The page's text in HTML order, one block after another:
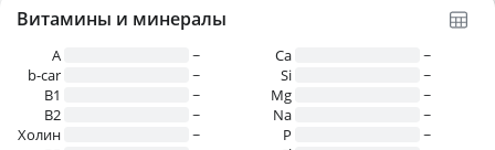
Витамины и минералы
A
~
b-car
~
В1
~
B2
~
Холин
~
Ca
~
Si
~
Mg
~
Na
~
P
~